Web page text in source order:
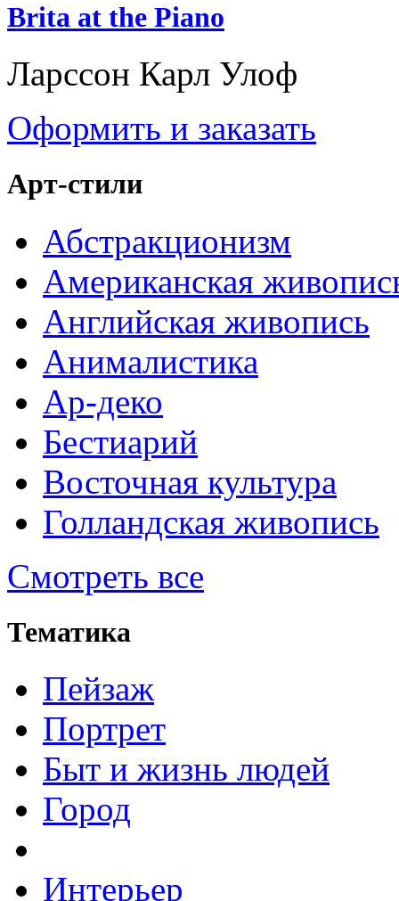
Brita at the Piano
Ларссон Карл Улоф
Оформить и заказать
Арт-стили
Абстракционизм
Американская
Английская живопись
Анималистика
Ар-деко
Бестиарий
Восточная культура
Голландская живопись
Смотреть все
Тематика
Пейзаж
Портрет
Быт и жизнь людей
Город
Интерьер